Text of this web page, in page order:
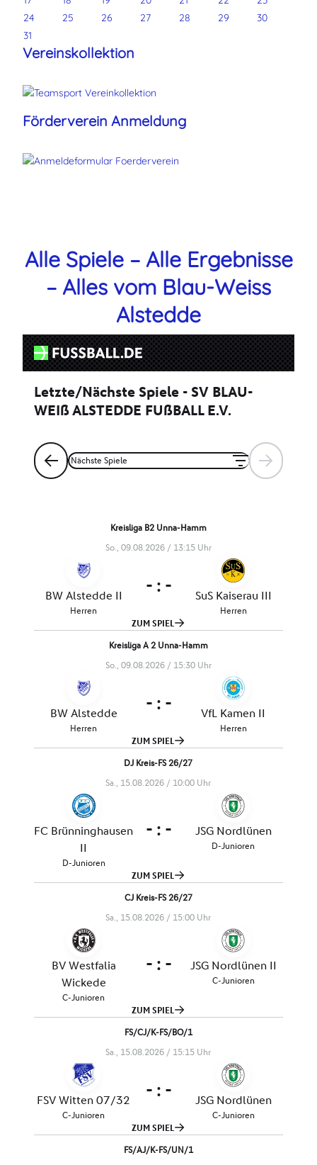
24
25 26 27 28 29
30
31
Vereinskollektion
Förderverein Anmeldung
Alle Spiele – Alle Ergebnisse
– Alles vom Blau-Weiss
Alstedde